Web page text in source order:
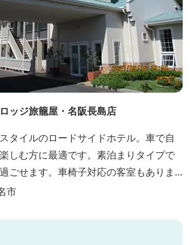
ッジ旅籠屋・名阪長島店
タイルのロードサイドホテル。車で自
しむ方に最適です。素泊まりタイプで
ごせます。車椅子対応の客室もありま
市